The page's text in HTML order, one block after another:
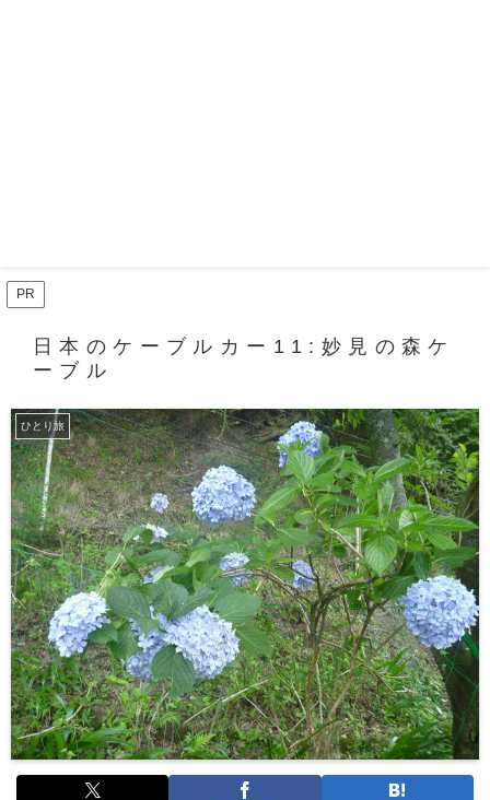
PR
日本のケーブルカー11:妙見の森ケ
ーブル
ひとり旅